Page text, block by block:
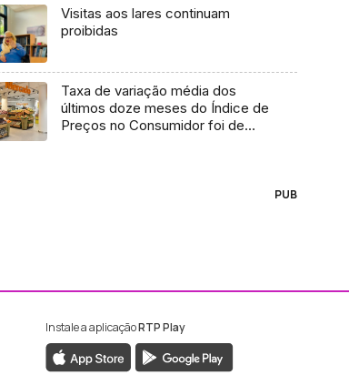
Visitas aos lares continuam
proibidas
Taxa de variação média dos
últimos doze meses do Índice de
Preços no Consumidor foi de
PUB
RTP Madeira
da RTP Madeira
Instale a aplicaçãoRTP Play